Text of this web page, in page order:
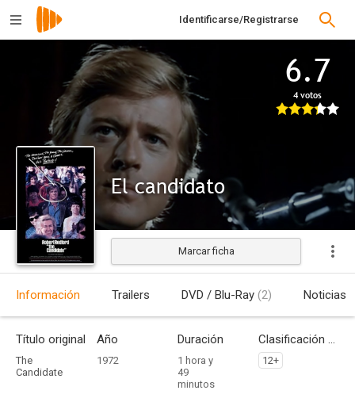
Identificarse/Registrarse
6.7
4 votos
El candidato
Estrenada
Marcar ficha
Información Trailers DVD / Blu-Ray (2) Noticias
Título original
The
Candidate
Año
1972
Duración
1 hora y
49
minutos
Clasificación por edades
12+